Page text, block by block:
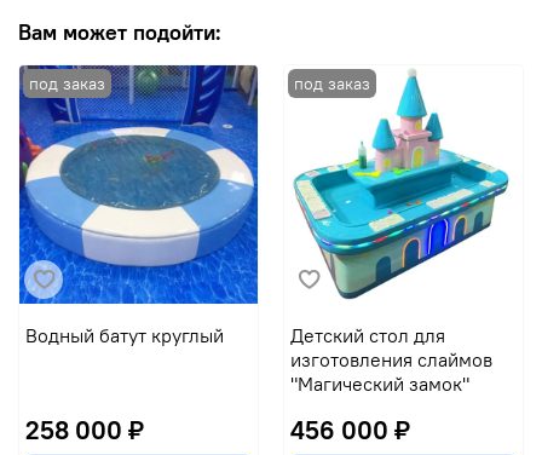
Вам может подойти:
Водный батут круглый
258 000 ₽
Детский стол для
изготовления слаймов
"Магический замок"
456 000 ₽